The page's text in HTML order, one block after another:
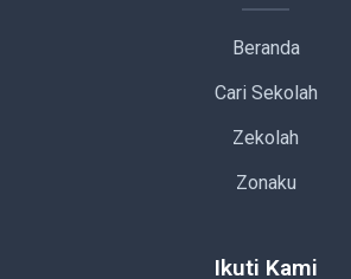
Beranda
Cari Sekolah
Zekolah
Zonaku
Ikuti Kami